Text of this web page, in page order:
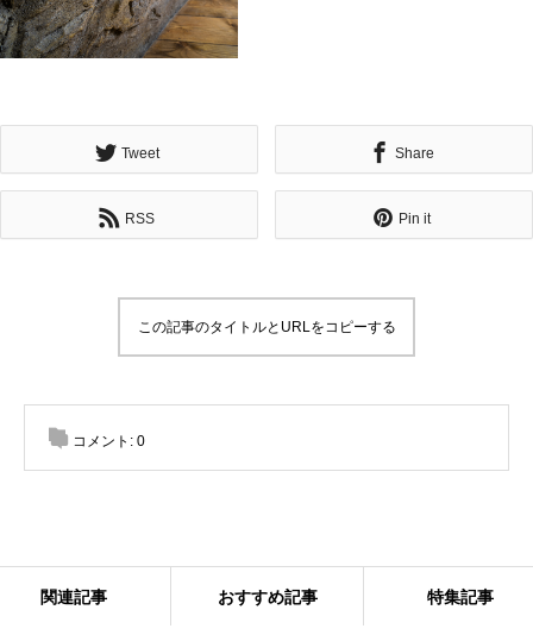
Tweet Share
RSS Pin it
この記事のタイトルとURLをコピーする
コメント: 0
関連記事 おすすめ記事 特集記事